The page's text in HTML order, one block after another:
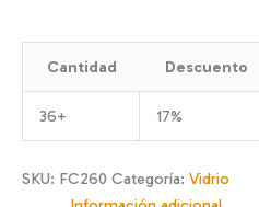
Cantidad Descuento
36+ 17%
SKU: FC260 Categoría: Vidrio